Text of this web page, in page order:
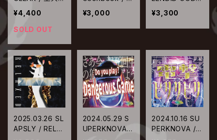
至剛
¥4,400
SOLD OUT
読物
¥3,000
IRAFFE / Trinit
¥3,300
2025.03.26 SL
APSLY / RELA
2024.05.29 S
UPERKNOVA /
2024.10.16 SU
PERKNOVA /